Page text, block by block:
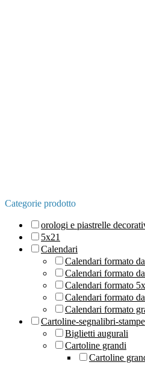
Categorie prodotto
orologi e piastrelle
5x21
Calendari
Calendari formato
Calendari formato
Calendari formato
Calendari formato
Calendari formato
Cartoline-segnalibri-stampe
Biglietti augurali
Cartoline grandi
Cartoline